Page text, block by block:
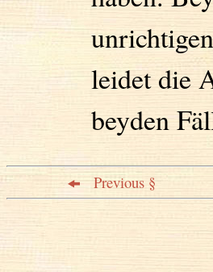
leidet die
beyden
Previous §